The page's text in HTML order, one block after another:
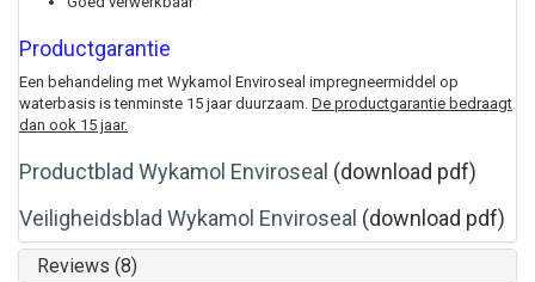
Productgarantie
Een behandeling met Wykamol Enviroseal impregneermiddel op
waterbasis is tenminste 15 jaar duurzaam. De productgarantie bedraagt
dan ook 15 jaar.
Productblad Wykamol Enviroseal (download pdf)
Veiligheidsblad Wykamol Enviroseal (download pdf)
Reviews (8)